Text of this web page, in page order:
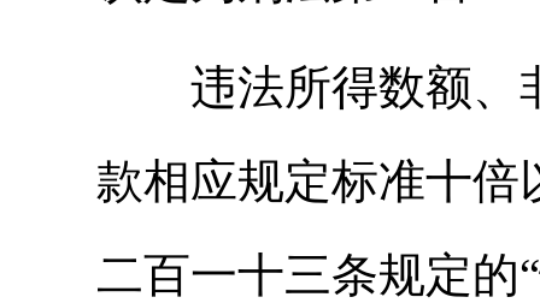
违法所得数额、
款相应规定标准十
二百一十三条规定的